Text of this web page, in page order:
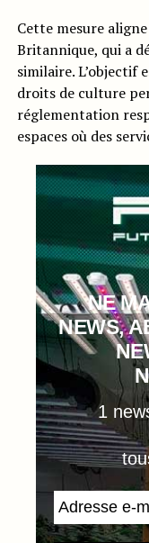
Cette mesure
Britannique, qui a
similaire. L’objectif
droits de culture
réglementation
espaces où des
NE
NEWS,
1